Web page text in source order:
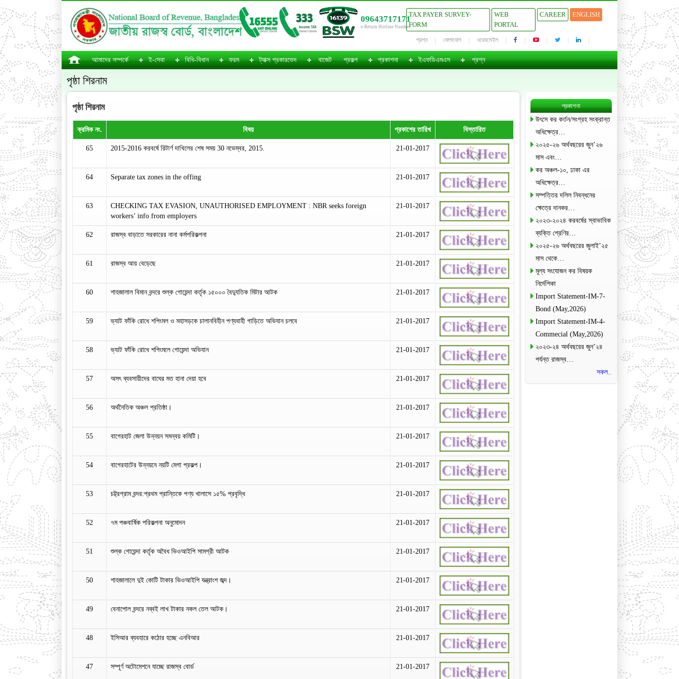
09643717171
e-Return Hotline Number
TAX PAYER SURVEY-
FORM
WEB
PORTAL
CAREER ENGLISH
প্রশ্ন যোগাযোগ ওয়েবমেইল
আমাদের সম্পর্কে ই-সেবা বিধি-বিধান ফরম ট্যাক্স প্রকারভেদ বাজেট প্রকল্প প্রকাশনা ইএফডিএমএস প্রশ্ন
পৃষ্ঠা শিরনাম
পৃষ্ঠা শিরনাম
ক্রমিক নং. বিষয় প্রকাশের তারিখ বিস্তারিত
65 2015-2016 করবর্ষে রিটার্ণ দাখিলের শেষ সময় 30 নভেম্বর, 2015. 21-01-2017
64 Separate tax zones in the offing 21-01-2017
63
CHECKING TAX EVASION, UNAUTHORISED EMPLOYMENT : NBR seeks foreign
workers’ info from employers
21-01-2017
62 রাজস্ব বাড়াতে সরকারের নানা কর্মপরিকল্পনা 21-01-2017
61 রাজস্ব আয় বেড়েছে 21-01-2017
60 শাহজালাল বিমান বন্দরে শুল্ক গোয়েন্দা কর্তৃক ১৫০০০ বৈদ্যুতিক মিটার আটক 21-01-2017
59 ভ্যাট ফাঁকি রোধে শপিংমল ও মহাসড়কে চালানবিহীন পণ্যবাহী গাড়িতে অভিযান চলবে 21-01-2017
58 ভ্যাট ফাঁকি রোধে শপিংমলে গোয়েন্দা অভিযান 21-01-2017
57 অসৎ ব্যবসায়ীদের বাঘের মত হানা দেয়া হবে 21-01-2017
56 অর্থনৈতিক অঞ্চল প্রতিষ্ঠা। 21-01-2017
55 বাগেরহাট জেলা উন্নয়ন সমন্বয় কমিটি। 21-01-2017
54 বাগেরহাটের উন্নয়নে নয়টি মেগা প্রকল্প। 21-01-2017
53 চট্ট্রগ্রাম বন্দর:প্রথম প্রান্তিকে পণ্য খালাসে ১৫% প্রবৃদ্ধি 21-01-2017
52 ৭ম পঞ্চবার্ষিক পরিকল্পনা অনুমোদন 21-01-2017
51 শুল্ক গোয়েন্দা কর্তৃক অবৈধ ভিওআইপি সামগ্রী আটক 21-01-2017
50 শাহজালালে দুই কোটি টাকার ভিওআইপি যন্ত্রাংশ জব্দ। 21-01-2017
49 বেনাপোল বন্দরে নব্বই লাখ টাকার নকল তেল আটক। 21-01-2017
48 ইসিআর ব্যবহারে কঠোর হচ্ছে এনবিআর 21-01-2017
47 সম্পূর্ণ অটোমেশনে যাচ্ছে রাজস্ব বোর্ড 21-01-2017
প্রকাশনা
উৎসে কর কর্তন/সংগ্রহ সংক্রান্ত
অধিক্ষেত্র…
২০২৫-২৬ অর্থবছরের জুন’২৬
মাস এবং…
কর অঞ্চল-১০, ঢাকা এর
অধিক্ষেত্র…
সম্পত্তির দলিল নিবন্ধনের
ক্ষেত্রে দানকর…
২০২৩-২০২৪ করবর্ষের স্বাভাবিক
ব্যক্তি শ্রেণির…
২০২৫-২৬ অর্থবছরের জুলাই’২৫
মাস থেকে…
মূল্য সংযোজন কর বিষয়ক
নির্দেশিকা
Import Statement-IM-7-
Bond (May,2026)
Import Statement-IM-4-
Commecial (May,2026)
২০২৩-২৪ অর্থবছরের জুন’২৪
পর্যন্ত রাজস্ব…
সকল..